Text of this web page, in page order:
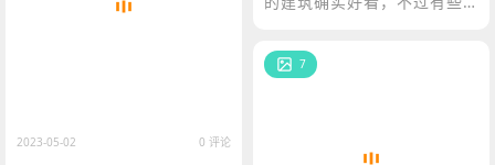
片，不仔细看不到哦！
2023-05-02 0 评论
7